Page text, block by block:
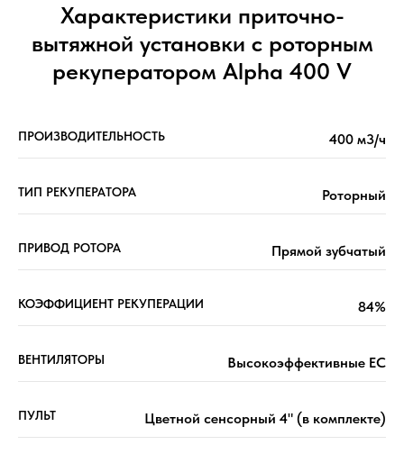
Характеристики приточно-
вытяжной установки с роторным
рекуператором Alpha 400 V
ПРОИЗВОДИТЕЛЬНОСТЬ 400 м3/ч
ТИП РЕКУПЕРАТОРА Роторный
ПРИВОД РОТОРА Прямой зубчатый
КОЭФФИЦИЕНТ РЕКУПЕРАЦИИ 84%
ВЕНТИЛЯТОРЫ Высокоэффективные EC
ПУЛЬТ Цветной сенсорный 4" (в комплекте)